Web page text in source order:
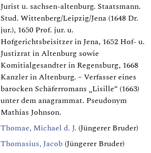
Jurist u. sachsen-altenburg. Staatsmann.
Stud. Wittenberg/Leipzig/Jena (1648 Dr.
jur.), 1650 Prof. jur. u.
Hofgerichtsbeisitzer in Jena, 1652 Hof- u.
Justizrat in Altenburg sowie
Komitialgesandter in Regensburg, 1668
Kanzler in Altenburg. – Verfasser eines
barocken Schäferromans „Lisille“ (1663)
unter dem anagrammat. Pseudonym
Mathias Johnson.
Thomae, Michael d. J. (Jüngerer Bruder)
Thomasius, Jacob(Jüngerer Bruder)